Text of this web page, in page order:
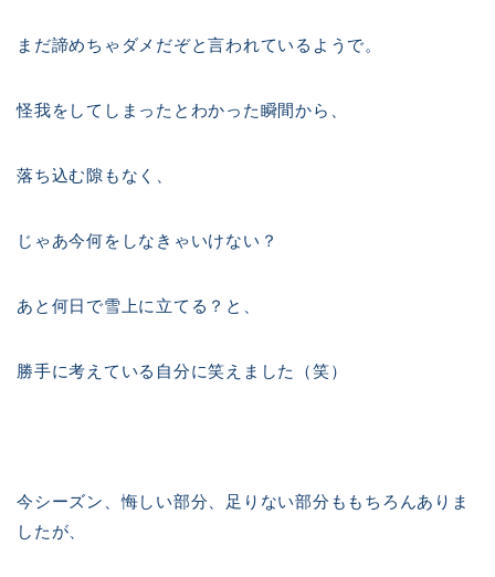
まだ諦めちゃダメだぞと言われているようで。
怪我をしてしまったとわかった瞬間から、
落ち込む隙もなく、
じゃあ今何をしなきゃいけない？
あと何日で雪上に立てる？と、
勝手に考えている自分に笑えました（笑）
今シーズン、悔しい部分、足りない部分ももちろんありま
したが、